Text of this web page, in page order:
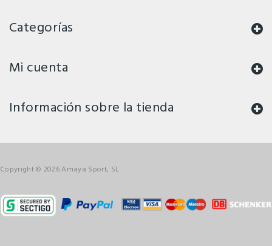
Categorías
Mi cuenta
Información sobre la tienda
Copyright © 2026 Amaya Sport, SL